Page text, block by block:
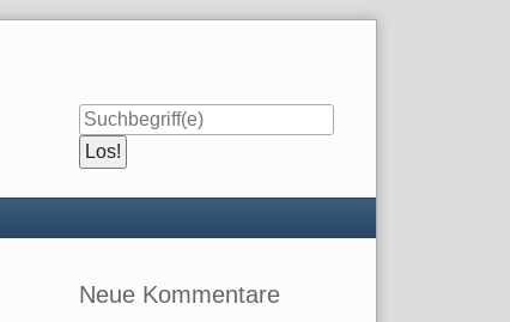
Seitenleiste
Neue Kommentare